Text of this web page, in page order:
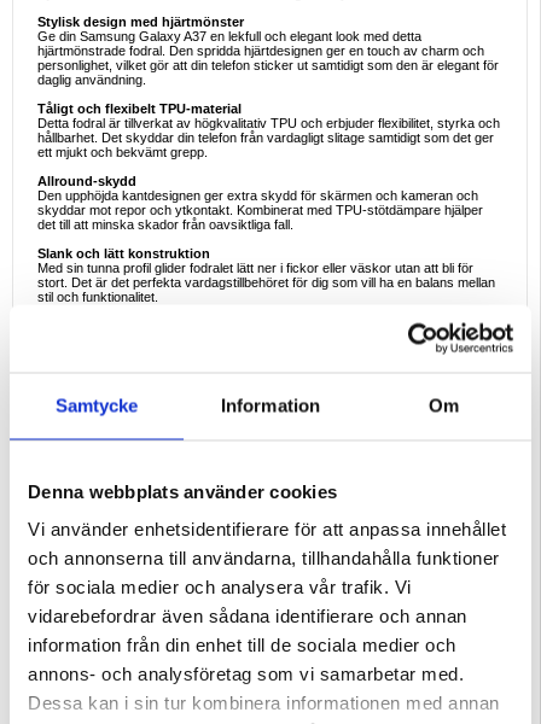
Samtycke Information Om
Denna webbplats använder cookies
Vi använder enhetsidentifierare för att anpassa innehållet
och annonserna till användarna, tillhandahålla funktioner
för sociala medier och analysera vår trafik. Vi
vidarebefordrar även sådana identifierare och annan
information från din enhet till de sociala medier och
annons- och analysföretag som vi samarbetar med.
Dessa kan i sin tur kombinera informationen med annan
Stylisk design med hjärtmönster
Ge din Samsung Galaxy A37 en lekfull och elegant look med detta
hjärtmönstrade fodral. Den spridda hjärtdesignen ger en touch av charm och
personlighet, vilket gör att din telefon sticker ut samtidigt som den är elegant för
daglig användning.
Tåligt och flexibelt TPU-material
Detta fodral är tillverkat av högkvalitativ TPU och erbjuder flexibilitet, styrka och
hållbarhet. Det skyddar din telefon från vardagligt slitage samtidigt som det ger
ett mjukt och bekvämt grepp.
Allround-skydd
Den upphöjda kantdesignen ger extra skydd för skärmen och kameran och
skyddar mot repor och ytkontakt. Kombinerat med TPU-stötdämpare hjälper
det till att minska skador från oavsiktliga fall.
Slank och lätt konstruktion
Med sin tunna profil glider fodralet lätt ner i fickor eller väskor utan att bli för
stort. Det är det perfekta vardagstillbehöret för dig som vill ha en balans mellan
stil och funktionalitet.
Fodralet är konstruerat med exakta utskärningar och säkerställer sömlös
åtkomst till alla portar, knappar och kameran, så att du kan använda din enhet
Varför det här fodralet är perfekt
För användare som vill ha tillförlitligt skydd utan att offra stilen, ger detta
chic.
- Söt, utspridd hjärtdesign för en lekfull look
- Premium TPU-material för hållbarhet och flexibilitet
- Stöttålig konstruktion för skydd mot dagliga fall
- Exakta utskärningar för alla portar, knappar och kameran
- Tunn och lätt profil för enkel transport
Goda exempel på användning
- Vardagligt skydd för telefonen med en elegant design
- Perfekt tillbehör för dem som älskar lekfulla, trendiga stilar
- Perfekt för skola, kontor eller vardaglig användning
Kompatibilitet: Samsung Galaxy A37
Förpackning: Bulk